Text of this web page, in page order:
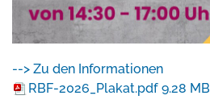
--> Zu den Informationen
RBF-2026_Plakat.pdf 9.28 MB